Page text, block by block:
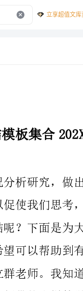
立享超值文
总结是把一定阶段内的有关情况分析研究，做出有指导性的经
己写一份总结吧。我们该怎么写总结呢？下面是为大家的青年教师
这个学期，学校领导让我带张立群老师。我知道这份工作意
义。有一句老话说得好“什么样的老师带什么样的学生”。我深深
感到身上的责任和压力，一个学期以来，我本着“共同学习，互帮
互助”的理念，给年轻人时机，给年轻人压力的宗旨，用实际行动